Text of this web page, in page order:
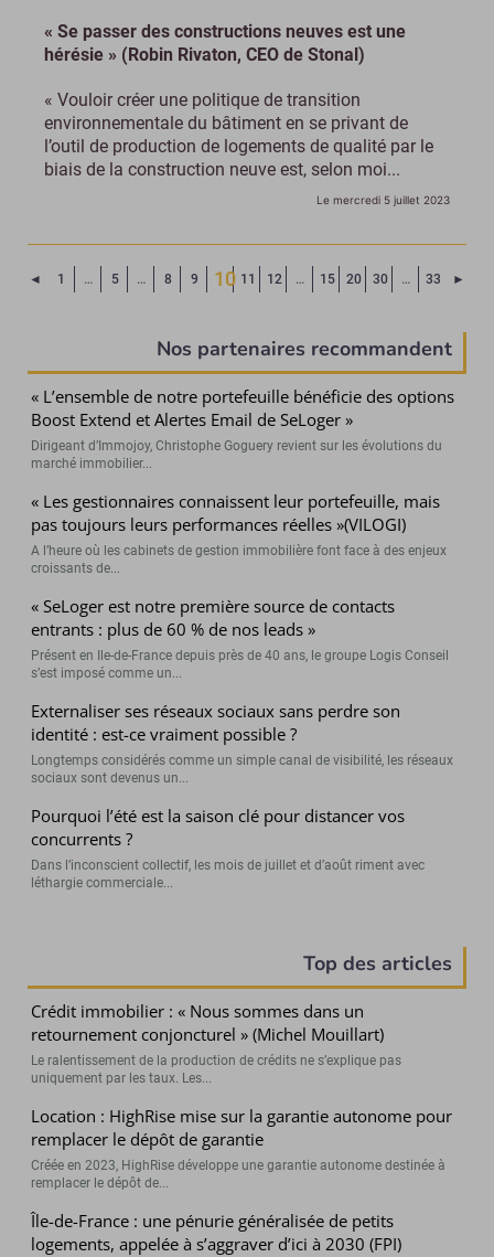
« Se passer des constructions neuves est une
hérésie » (Robin Rivaton, CEO de Stonal)
« Vouloir créer une politique de transition
environnementale du bâtiment en se privant de
l’outil de production de logements de qualité par le
biais de la construction neuve est, selon moi...
Le mercredi 5 juillet 2023
◄ Page précédente
1 … 5 … 8 9
10 11 12 … 15 20 30 … 33 ►
Nos partenaires recommandent
« L’ensemble de notre portefeuille bénéficie des options
Boost Extend et Alertes Email de SeLoger »
Dirigeant d’Immojoy, Christophe Goguery revient sur les évolutions du
marché immobilier...
« Les gestionnaires connaissent leur portefeuille, mais
pas toujours leurs performances réelles »(VILOGI)
A l’heure où les cabinets de gestion immobilière font face à des enjeux
croissants de...
« SeLoger est notre première source de contacts
entrants : plus de 60 % de nos leads »
Présent en Ile-de-France depuis près de 40 ans, le groupe Logis Conseil
s’est imposé comme un...
Externaliser ses réseaux sociaux sans perdre son
identité : est-ce vraiment possible ?
Longtemps considérés comme un simple canal de visibilité, les réseaux
sociaux sont devenus un...
Pourquoi l’été est la saison clé pour distancer vos
concurrents ?
Dans l’inconscient collectif, les mois de juillet et d’août riment avec
léthargie commerciale...
Top des articles
Crédit immobilier : « Nous sommes dans un
retournement conjoncturel » (Michel Mouillart)
Le ralentissement de la production de crédits ne s’explique pas
uniquement par les taux. Les...
Location : HighRise mise sur la garantie autonome pour
remplacer le dépôt de garantie
Créée en 2023, HighRise développe une garantie autonome destinée à
remplacer le dépôt de...
Île-de-France : une pénurie généralisée de petits
logements, appelée à s’aggraver d’ici à 2030 (FPI)